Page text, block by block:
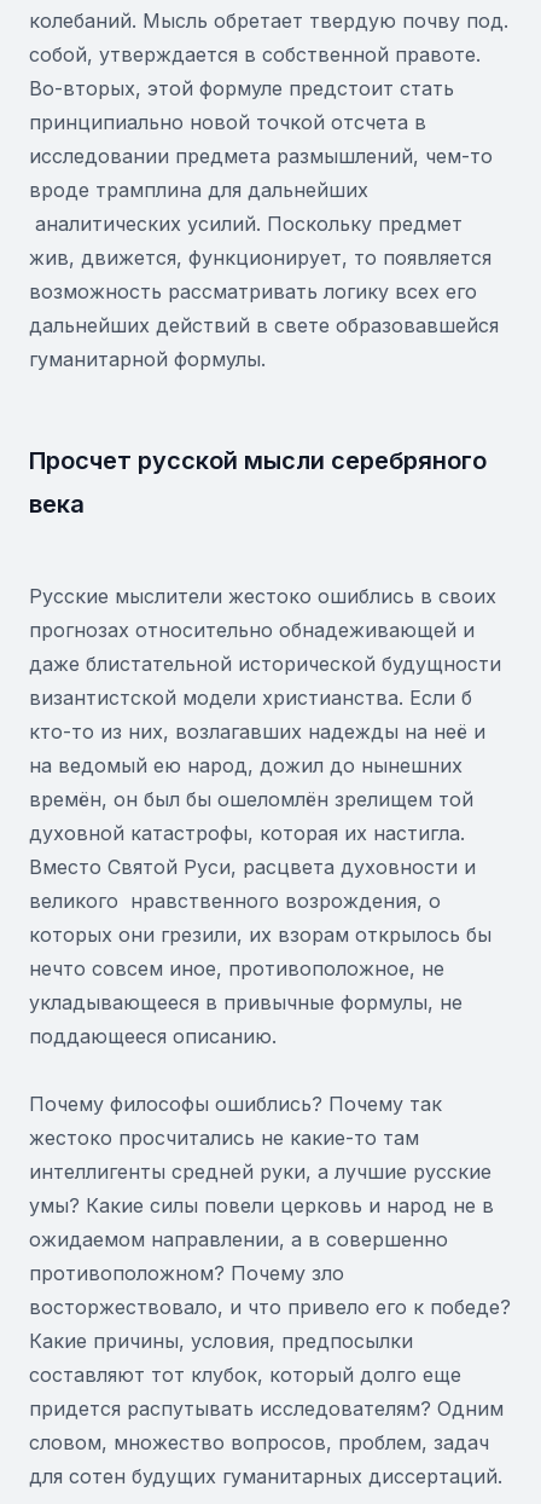
колебаний. Мысль обретает твердую почву под.
собой, утверждается в собственной правоте.
Во-вторых, этой формуле предстоит стать
принципиально новой точкой отсчета в
исследовании предмета размышлений, чем-то
вроде трамплина для дальнейших
аналитических усилий. Поскольку предмет
жив, движется, функционирует, то появляется
возможность рассматривать логику всех его
дальнейших действий в свете образовавшейся
гуманитарной формулы.
Просчет русской мысли серебряного
века
Русские мыслители жестоко ошиблись в своих
прогнозах относительно обнадеживающей и
даже блистательной исторической будущности
византистской модели христианства. Если б
кто-то из них, возлагавших надежды на неё и
на ведомый ею народ, дожил до нынешних
времён, он был бы ошеломлён зрелищем той
духовной катастрофы, которая их настигла.
Вместо Святой Руси, расцвета духовности и
великого нравственного возрождения, о
которых они грезили, их взорам открылось бы
нечто совсем иное, противоположное, не
укладывающееся в привычные формулы, не
поддающееся описанию.
Почему философы ошиблись? Почему так
жестоко просчитались не какие-то там
интеллигенты средней руки, а лучшие русские
умы? Какие силы повели церковь и народ не в
ожидаемом направлении, а в совершенно
противоположном? Почему зло
восторжествовало, и что привело его к победе?
Какие причины, условия, предпосылки
составляют тот клубок, который долго еще
придется распутывать исследователям? Одним
словом, множество вопросов, проблем, задач
для сотен будущих гуманитарных диссертаций.